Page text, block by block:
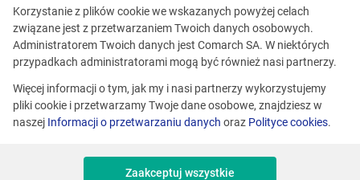
nieaktualna.
Zobacz podobne oferty
Różne lokalizacje
Korzystanie z plików cookie we wskazanych powyżej celach
związane jest z przetwarzaniem Twoich danych osobowych.
Administratorem Twoich danych jest Comarch SA. W niektórych
przypadkach administratorami mogą być również nasi partnerzy.
Więcej informacji o tym, jak my i nasi partnerzy wykorzystujemy
pliki cookie i przetwarzamy Twoje dane osobowe, znajdziesz w
naszej Informacji o przetwarzaniu danych oraz Polityce cookies.
Zaakceptuj wszystkie